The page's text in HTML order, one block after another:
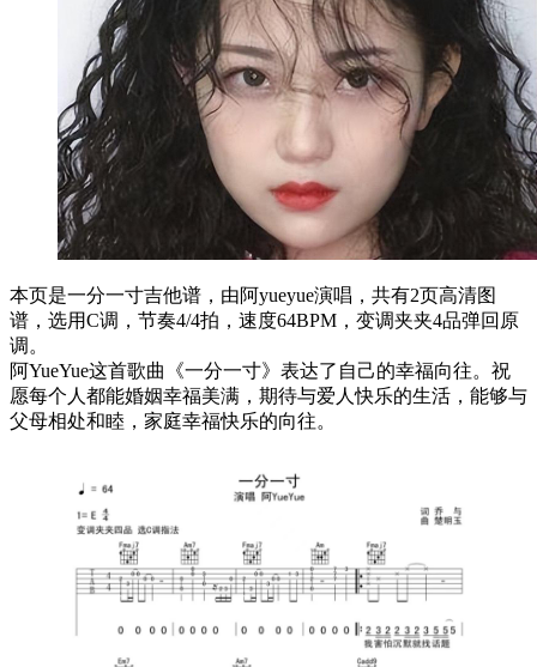
本页是一分一寸吉他谱，由阿yueyue演唱，共有2页高清图
谱，选用C调，节奏4/4拍，速度64BPM，变调夹夹4品弹回原
调。
阿YueYue这首歌曲《一分一寸》表达了自己的幸福向往。祝
愿每个人都能婚姻幸福美满，期待与爱人快乐的生活，能够与
父母相处和睦，家庭幸福快乐的向往。